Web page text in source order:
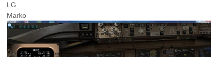
LG
Marko